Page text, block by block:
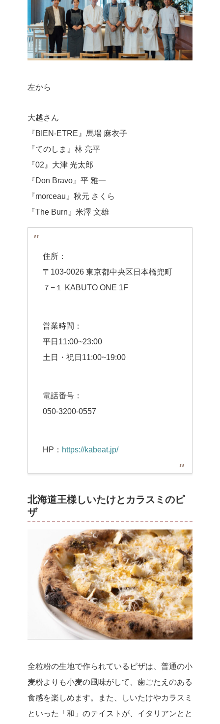
左から
大越さん
『BIEN-ETRE』馬場 麻衣子
『てのしま』林 亮平
『02』大津 光太郎
『Don Bravo』平 雅一
『morceau』秋元 さくら
『The Burn』米澤 文雄
住所：
〒103-0026 東京都中央区日本橋兜町
７−１ KABUTO ONE 1F
営業時間：
平日11:00~23:00
土日・祝日11:00~19:00
電話番号：
050-3200-0557
HP： https://kabeat.jp/
北海道王様しいたけとカラスミのピ
ザ
全粒粉の生地で作られているピザは、普通の小
麦粉よりも小麦の風味がして、歯ごたえのある
食感を楽しめます。また、しいたけやカラスミ
といった「和」のテイストが、イタリアンとと